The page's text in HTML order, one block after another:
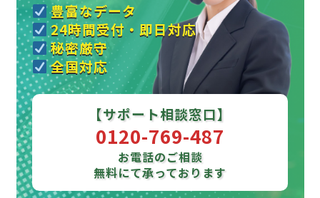
豊富なデータ
24時間受付・即日対応
秘密厳守
全国対応
【サポート相談窓口】
0120-769-487
お電話のご相談
無料にて承っております